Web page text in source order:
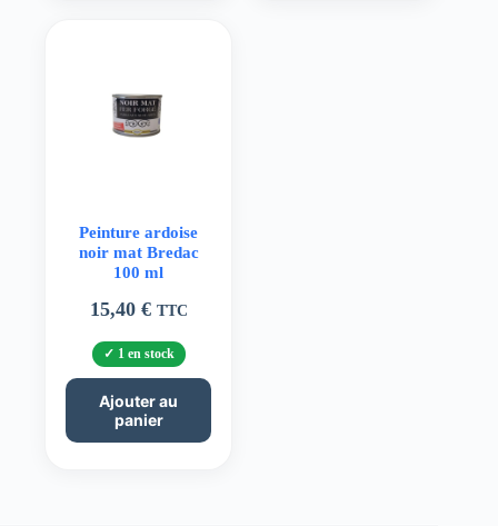
Peinture ardoise
noir mat Bredac
100 ml
15,40 € TTC
1 en stock
Ajouter au
panier